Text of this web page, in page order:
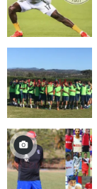
seconds